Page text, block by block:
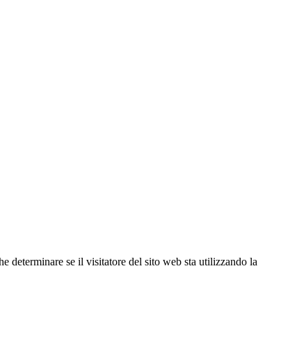
determinare se il visitatore del sito web sta utilizzando la